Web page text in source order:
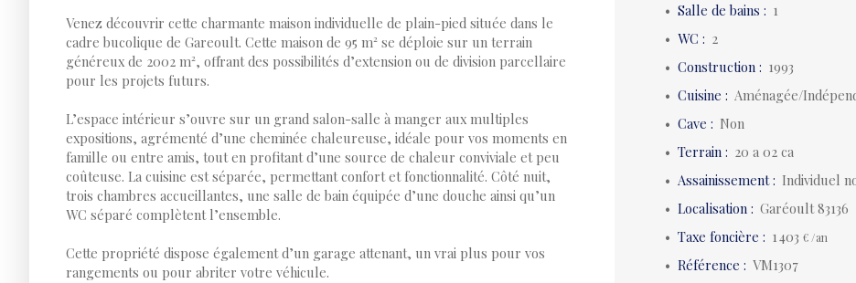
Venez découvrir cette charmante maison individuelle de plain-pied située dans le
cadre bucolique de Gareoult. Cette maison de 95 m² se déploie sur un terrain
généreux de 2002 m², offrant des possibilités d’extension ou de division parcellaire
pour les projets futurs.
L’espace intérieur s’ouvre sur un grand salon-salle à manger aux multiples
expositions, agrémenté d’une cheminée chaleureuse, idéale pour vos moments en
famille ou entre amis, tout en profitant d’une source de chaleur conviviale et peu
coûteuse. La cuisine est séparée, permettant confort et fonctionnalité. Côté nuit,
trois chambres accueillantes, une salle de bain équipée d’une douche ainsi qu’un
WC séparé complètent l’ensemble.
Cette propriété dispose également d’un garage attenant, un vrai plus pour vos
rangements ou pour abriter votre véhicule.
Salle de bains : 1
WC : 2
Construction : 1993
Cuisine : Aménagée/
Cave : Non
Terrain : 20 a 02 ca
Assainissement: Individuel
Localisation : Garéoult 83136
Taxe foncière : 1 403€ /an
Référence : VM1307